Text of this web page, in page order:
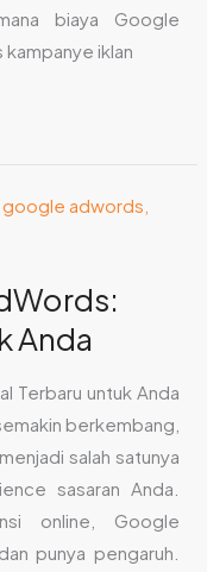
biaya Google
iklan
Anda
Terbaru untuk Anda
berkembang,
salah satunya
sasaran Anda.
online, Google
punya pengaruh.